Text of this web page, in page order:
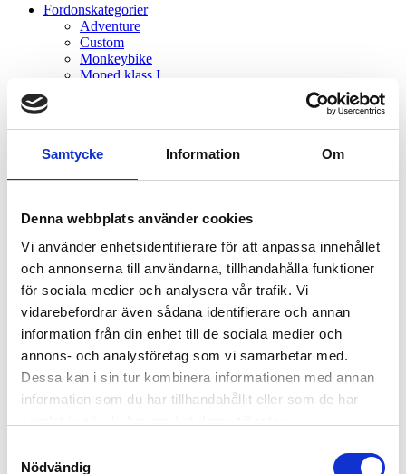
Samtycke Information Om
Denna webbplats använder cookies
Vi använder enhetsidentifierare för att anpassa innehållet
och annonserna till användarna, tillhandahålla funktioner
för sociala medier och analysera vår trafik. Vi
vidarebefordrar även sådana identifierare och annan
information från din enhet till de sociala medier och
annons- och analysföretag som vi samarbetar med.
Dessa kan i sin tur kombinera informationen med annan
information som du har tillhandahållit eller som de har
Nödvändig
Fordonskategorier
Adventure
Custom
Monkeybike
Moped klass I
Street
Trial/Enduro
Touring
Skydd & tillbehör
Hjälmen
Skyddskläder
Skor och stövlar
Handskar
Underställ
EU-regler utrustning
Övriga skydd och utrustningsvård
Reservdelar
MC-Branschen